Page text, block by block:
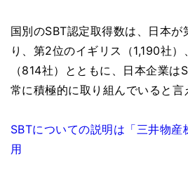
国別のSBT認定取得数は、日本が
り、第2位のイギリス（1,190社
（814社）とともに、日本企業は
常に積極的に取り組んでいると言
SBTについての説明は「三井物産
用